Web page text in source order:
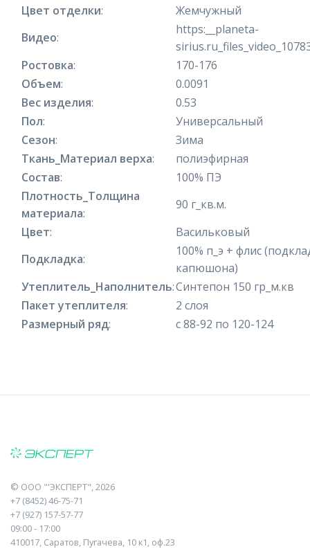
Цвет отделки:
Жемчужный
Видео:
https:__planeta-
Ростовка:
170-176
Объем:
0.0091
Вес изделия:
0.53
Пол:
Универсальный
Сезон:
Зима
Ткань_Материал верха:
полиэфирная
Состав:
100% ПЭ
Плотность_Толщина
материала:
90 г_кв.м.
Цвет:
Васильковый
Подкладка:
100% п_э + флис
капюшона)
Утеплитель_Наполнитель:Синтепон 150 гр_м.кв
Пакет утеплителя:
2 слоя
Размерный ряд: с 88-92 по 120-124
© ООО "'ЭКСПЕРТ", 2026
+7 (8452) 46-75-71
+7 (927) 157-57-77
09:00 - 17:00
410017, Саратов, Пугачева, 10 к1, оф.23